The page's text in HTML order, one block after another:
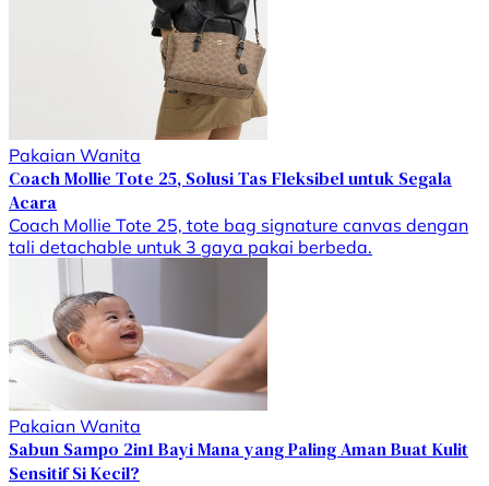
Pakaian Wanita
Coach Mollie Tote 25, Solusi Tas Fleksibel untuk Segala
Acara
Coach Mollie Tote 25, tote bag signature canvas dengan
tali detachable untuk 3 gaya pakai berbeda.
Pakaian Wanita
Sabun Sampo 2in1 Bayi Mana yang Paling Aman Buat Kulit
Sensitif Si Kecil?